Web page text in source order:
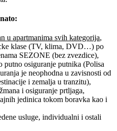
u apartmanima svih kategorija,
klase (TV, klima, DVD…) po
SEZONE (bez zvezdice),
putno osiguranje putnika (Polisa
je neophodna u zavisnosti od
i zemalja u tranzitu),
i osiguranje prtljaga,
jedinica tokom boravka kao i
usluge, individualni i ostali